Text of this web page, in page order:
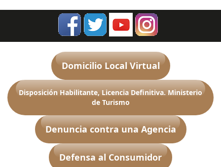
Domicilio Local Virtual
Disposición Habilitante, Licencia Definitiva. Ministerio
de Turismo
Denuncia contra una Agencia
Defensa al Consumidor